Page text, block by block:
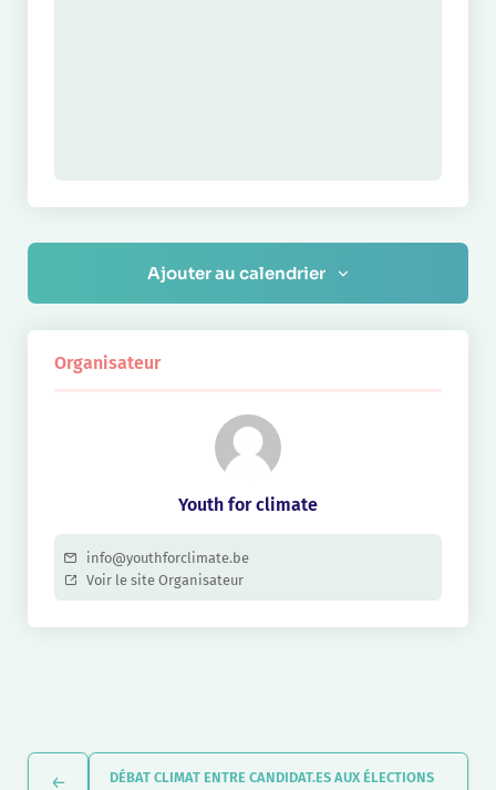
Ajouter au calendrier
Organisateur
Youth for climate
info@youthforclimate.be
Voir le site Organisateur
Évènement
DÉBAT CLIMAT ENTRE CANDIDAT.ES AUX ÉLECTIONS